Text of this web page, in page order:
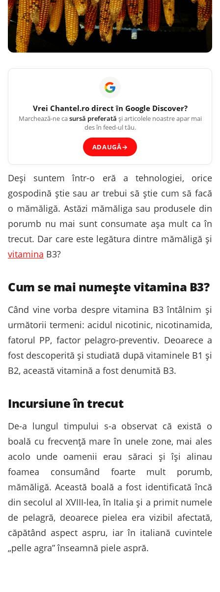
Vrei Chantel.rodirect în Google Discover?
Marchează-ne casursă preferată și articolele noastre apar mai
des în feed-ul tău.
ADAUGĂ→
Deşi suntem într-o eră a tehnologiei, orice
gospodină ştie sau ar trebui să ştie cum să facă
o mămăligă. Astăzi mămăliga sau produsele din
porumb nu mai sunt consumate așa mult ca în
trecut. Dar care este legătura dintre mămăligă și
vitamina B3?
Cum se mai numește vitamina B3?
Când vine vorba despre vitamina B3 întâlnim și
următorii termeni: acidul nicotinic, nicotinamida,
fatorul PP, factor pelagro-preventiv. Deoarece a
fost descoperită și studiată după vitaminele B1 și
B2, această vitamină a fost denumită B3.
Incursiune în trecut
De-a lungul timpului s-a observat că există o
boală cu frecvență mare în unele zone, mai ales
acolo unde oamenii erau săraci și își alinau
foamea consumând foarte mult porumb,
mămăligă. Această boală a fost identificată încă
din secolul al XVIII-lea, în Italia și a primit numele
de pelagră, deoarece pielea era vizibil afectată,
căpătând aspect aspru, iar în italiană cuvintele
„pelle agra” înseamnă piele aspră.